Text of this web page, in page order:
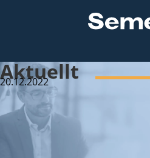
Aktuellt
20.12.2022